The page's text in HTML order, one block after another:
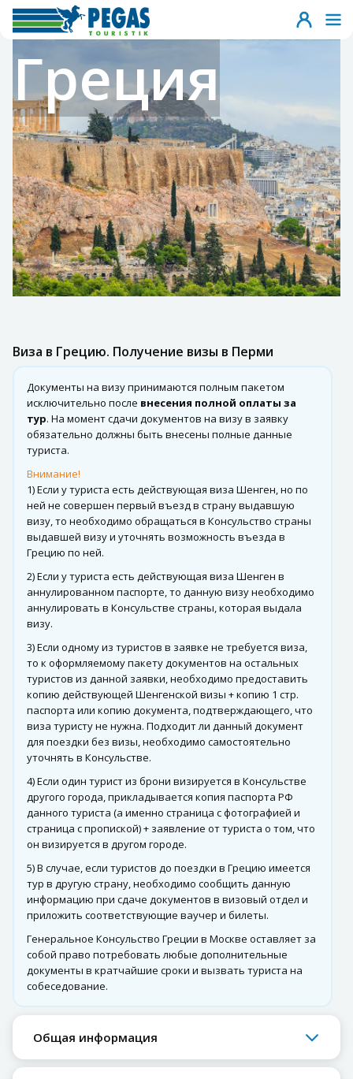
Греция
Виза в Грецию. Получение визы в Перми
Документы на визу принимаются полным пакетом
исключительно после внесения полной оплаты за
тур. На момент сдачи документов на визу в заявку
обязательно должны быть внесены полные данные
туриста.
Внимание!
1) Если у туриста есть действующая виза Шенген, но по
ней не совершен первый въезд в страну выдавшую
визу, то необходимо обращаться в Консульство страны
выдавшей визу и уточнять возможность въезда в
Грецию по ней.
2) Если у туриста есть действующая виза Шенген в
аннулированном паспорте, то данную визу необходимо
аннулировать в Консульстве страны, которая выдала
визу.
3) Если одному из туристов в заявке не требуется виза,
то к оформляемому пакету документов на остальных
туристов из данной заявки, необходимо предоставить
копию действующей Шенгенской визы + копию 1 стр.
паспорта или копию документа, подтверждающего, что
виза туристу не нужна. Подходит ли данный документ
для поездки без визы, необходимо самостоятельно
уточнять в Консульстве.
4) Если один турист из брони визируется в Консульстве
другого города, прикладывается копия паспорта РФ
данного туриста (а именно страница с фотографией и
страница с пропиской) + заявление от туриста о том, что
он визируется в другом городе.
5) В случае, если туристов до поездки в Грецию имеется
тур в другую страну, необходимо сообщить данную
информацию при сдаче документов в визовый отдел и
приложить соответствующие ваучер и билеты.
Генеральное Консульство Греции в Москве оставляет за
собой право потребовать любые дополнительные
документы в кратчайшие сроки и вызвать туриста на
собеседование.
Общая информация